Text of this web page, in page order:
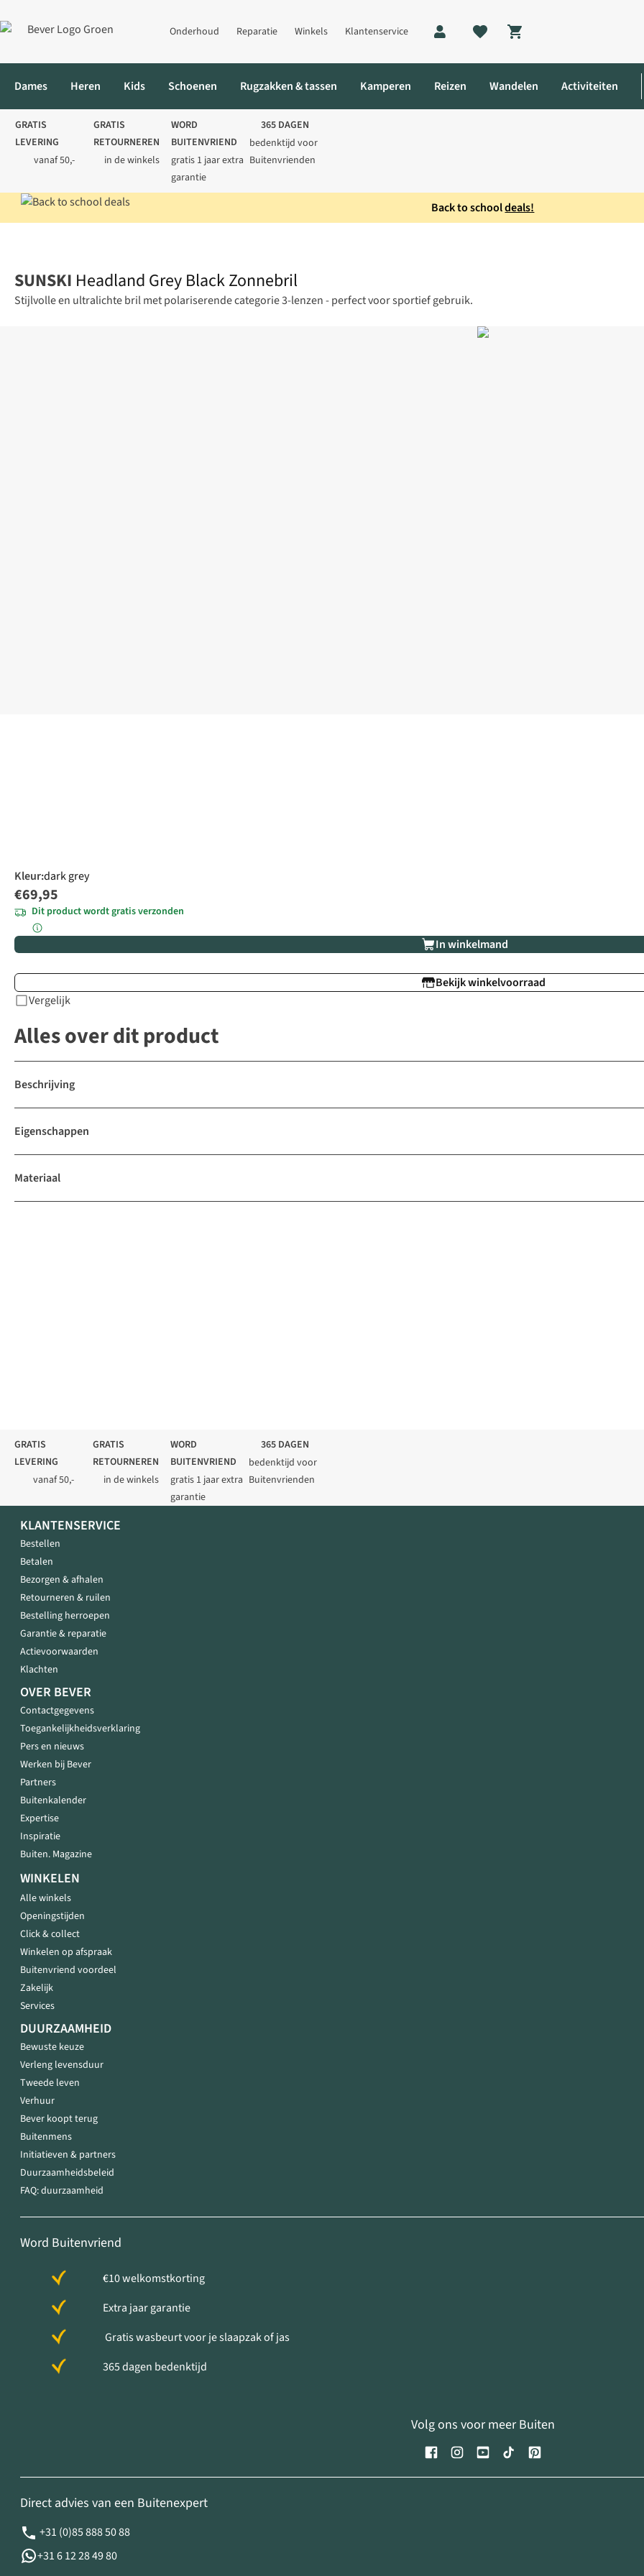
Onderhoud Reparatie Winkels Klantenservice
Shopping cart
Dames Heren Kids Schoenen Rugzakken & tassen Kamperen Reizen Wandelen Activiteiten
GRATIS
LEVERING
vanaf 50,-
GRATIS
RETOURNEREN
in de winkels
WORD
BUITENVRIEND
gratis 1 jaar extra
garantie
365 DAGEN
bedenktijd voor
Buitenvrienden
Back to schooldeals!
SUNSKI Headland Grey Black Zonnebril
Stijlvolle en ultralichte bril met polariserende categorie 3-lenzen - perfect voor sportief gebruik.
Kleur:dark grey
€69,95
Dit product wordt gratis verzonden
In winkelmand
Bekijk winkelvoorraad
Vergelijk
Alles over dit product
Beschrijving
Eigenschappen
Materiaal
GRATIS
LEVERING
vanaf 50,-
GRATIS
RETOURNEREN
in de winkels
WORD
BUITENVRIEND
gratis 1 jaar extra
garantie
365 DAGEN
bedenktijd voor
Buitenvrienden
KLANTENSERVICE
Bestellen
Betalen
Bezorgen & afhalen
Retourneren & ruilen
Bestelling herroepen
Garantie & reparatie
Actievoorwaarden
Klachten
OVER BEVER
Contactgegevens
Toegankelijkheidsverklaring
Pers en nieuws
Werken bij Bever
Partners
Buitenkalender
Expertise
Inspiratie
Buiten. Magazine
WINKELEN
Alle winkels
Openingstijden
Click & collect
Winkelen op afspraak
Buitenvriend voordeel
Zakelijk
Services
DUURZAAMHEID
Bewuste keuze
Verleng levensduur
Tweede leven
Verhuur
Bever koopt terug
Buitenmens
Initiatieven & partners
Duurzaamheidsbeleid
FAQ: duurzaamheid
Word Buitenvriend
€10 welkomstkorting
Extra jaar garantie
Gratis wasbeurt voor je slaapzak of jas
365 dagen bedenktijd
Volg ons voor meer Buiten
Direct advies van een Buitenexpert
+31 (0)85 888 50 88
+31 6 12 28 49 80